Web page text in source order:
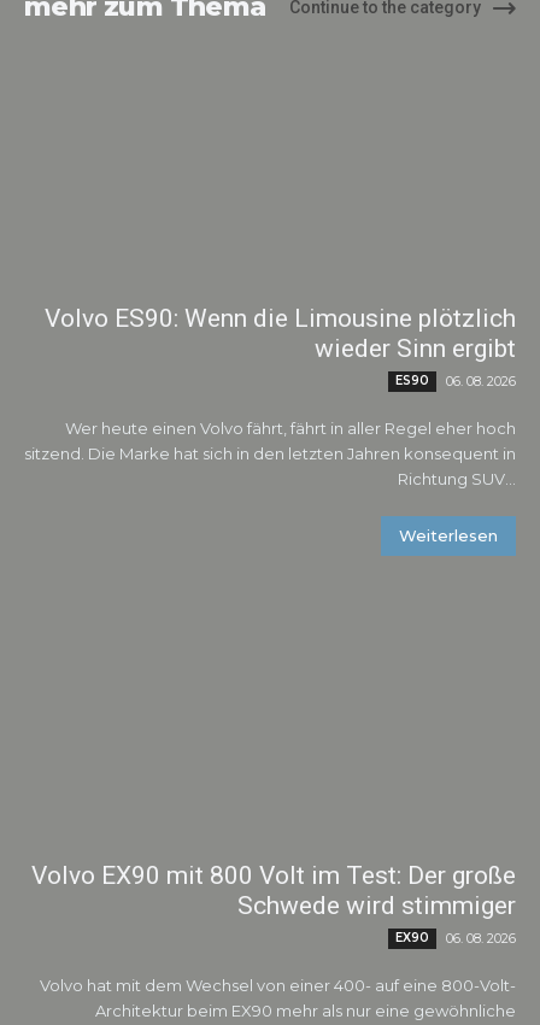
mehr zum Thema Continue to the category
Volvo ES90: Wenn die Limousine plötzlich
wieder Sinn ergibt
ES90 06. 08. 2026
Wer heute einen Volvo fährt, fährt in aller Regel eher hoch
sitzend. Die Marke hat sich in den letzten Jahren konsequent in
Richtung SUV...
Weiterlesen
Volvo EX90 mit 800 Volt im Test: Der große
Schwede wird stimmiger
EX90 06. 08. 2026
Volvo hat mit dem Wechsel von einer 400- auf eine 800-Volt-
Architektur beim EX90 mehr als nur eine gewöhnliche